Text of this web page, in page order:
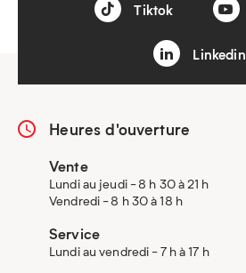
Tiktok
Linkedin
Heures d'ouverture
Vente
Lundi au jeudi - 8 h 30 à 21 h
Vendredi - 8 h 30 à 18 h
Service
Lundi au vendredi - 7 h à 17 h